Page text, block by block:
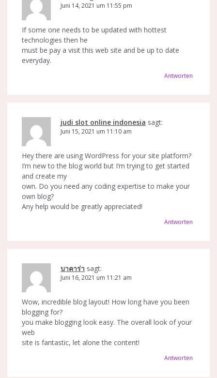
Juni 14, 2021 um 11:55 pm
If some one needs to be updated with hottest
technologies then he
must be pay a visit this web site and be up to date
everyday.
Antworten
judi slot online indonesia sagt:
Juni 15, 2021 um 11:10 am
Hey there are using WordPress for your site platform?
I’m new to the blog world but I’m trying to get started
and create my
own. Do you need any coding expertise to make your
own blog?
Any help would be greatly appreciated!
Antworten
บาคาร่า sagt:
Juni 16, 2021 um 11:21 am
Wow, incredible blog layout! How long have you been
blogging for?
you make blogging look easy. The overall look of your
web
site is fantastic, let alone the content!
Antworten